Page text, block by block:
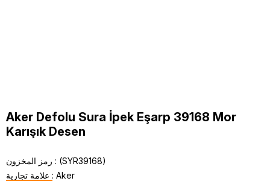
Aker Defolu Sura İpek Eşarp 39168 Mor
Karışık Desen
رمز المخزون
(SYR39168)
علامة تجارية : Aker